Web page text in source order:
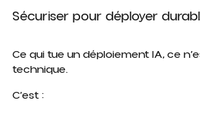
Sécuriser pour déployer
Ce qui tue un déploiement IA, ce
technique.
C’est :